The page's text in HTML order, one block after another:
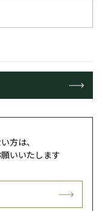
方は、
いいたします